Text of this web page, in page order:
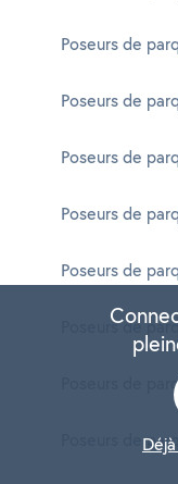
Poseurs de
Poseurs de
Poseurs de
Poseurs de
Poseurs de
Poseurs de
Poseurs de
Poseurs de